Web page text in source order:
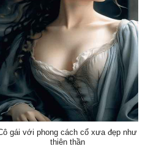
gái với phong cách cổ xưa đẹp như
thiên thần